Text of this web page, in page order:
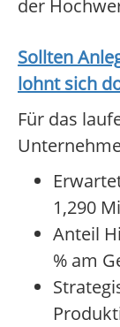
der
Sollten
lohnt sich
Für das
1,290
Anteil
% am